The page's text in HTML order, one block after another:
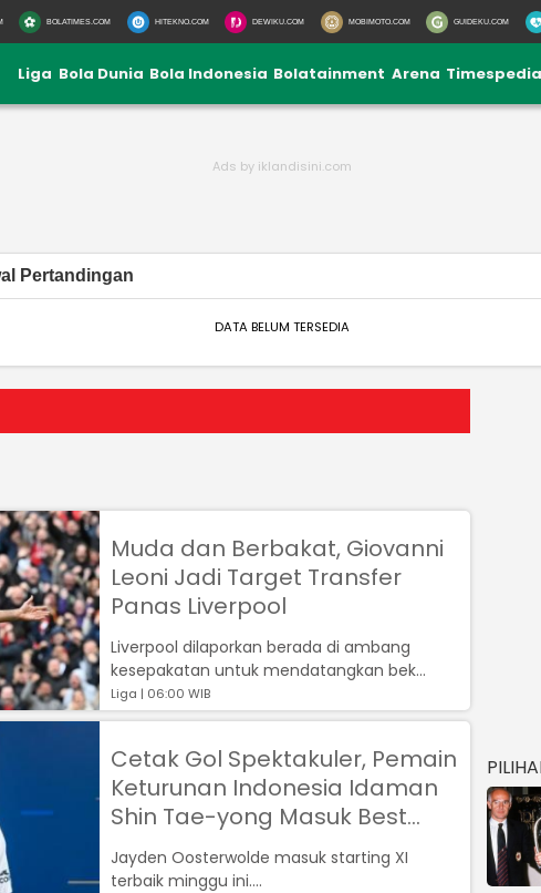
BOLATIMES.COM HITEKNO.COM DEWIKU.COM MOBIMOTO.COM GUIDEKU.COM
Liga Bola Dunia Bola Indonesia Bolatainment Arena Timespedia
Pertandingan
DATA BELUM TERSEDIA
Muda dan Berbakat, Giovanni
Leoni Jadi Target Transfer
Panas Liverpool
Liverpool dilaporkan berada di ambang
kesepakatan untuk mendatangkan bek
muda berbakat asal Italia, Giovanni Leoni...
Liga | 06:00 WIB
Cetak Gol Spektakuler, Pemain
Keturunan Indonesia Idaman
Shin Tae-yong Masuk Best
Starting XI Serie B Italia
Jayden Oosterwolde masuk starting XI
terbaik minggu ini....